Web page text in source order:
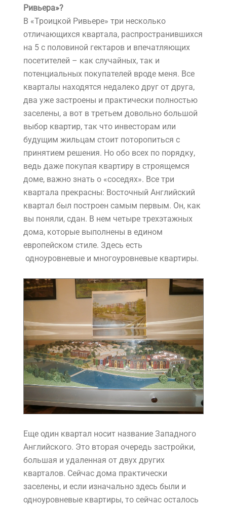
Ривьера»?
В «Троицкой Ривьере» три несколько
отличающихся квартала, распространившихся
на 5 с половиной гектаров и впечатляющих
посетителей – как случайных, так и
потенциальных покупателей вроде меня. Все
кварталы находятся недалеко друг от друга,
два уже застроены и практически полностью
заселены, а вот в третьем довольно большой
выбор квартир, так что инвесторам или
будущим жильцам стоит поторопиться с
принятием решения. Но обо всех по порядку,
ведь даже покупая квартиру в строящемся
доме, важно знать о «соседях». Все три
квартала прекрасны: Восточный Английский
квартал был построен самым первым. Он, как
вы поняли, сдан. В нем четыре трехэтажных
дома, которые выполнены в едином
европейском стиле. Здесь есть
одноуровневые и многоуровневые квартиры.
Еще один квартал носит название Западного
Английского. Это вторая очередь застройки,
большая и удаленная от двух других
кварталов. Сейчас дома практически
заселены, и если изначально здесь были и
одноуровневые квартиры, то сейчас осталось